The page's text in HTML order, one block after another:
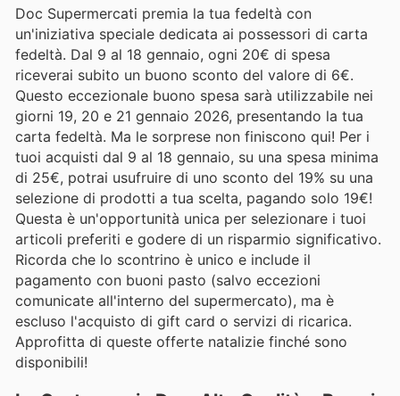
Doc Supermercati premia la tua fedeltà con
un'iniziativa speciale dedicata ai possessori di carta
fedeltà. Dal 9 al 18 gennaio, ogni 20€ di spesa
riceverai subito un buono sconto del valore di 6€.
Questo eccezionale buono spesa sarà utilizzabile nei
giorni 19, 20 e 21 gennaio 2026, presentando la tua
carta fedeltà. Ma le sorprese non finiscono qui! Per i
tuoi acquisti dal 9 al 18 gennaio, su una spesa minima
di 25€, potrai usufruire di uno sconto del 19% su una
selezione di prodotti a tua scelta, pagando solo 19€!
Questa è un'opportunità unica per selezionare i tuoi
articoli preferiti e godere di un risparmio significativo.
Ricorda che lo scontrino è unico e include il
pagamento con buoni pasto (salvo eccezioni
comunicate all'interno del supermercato), ma è
escluso l'acquisto di gift card o servizi di ricarica.
Approfitta di queste offerte natalizie finché sono
disponibili!